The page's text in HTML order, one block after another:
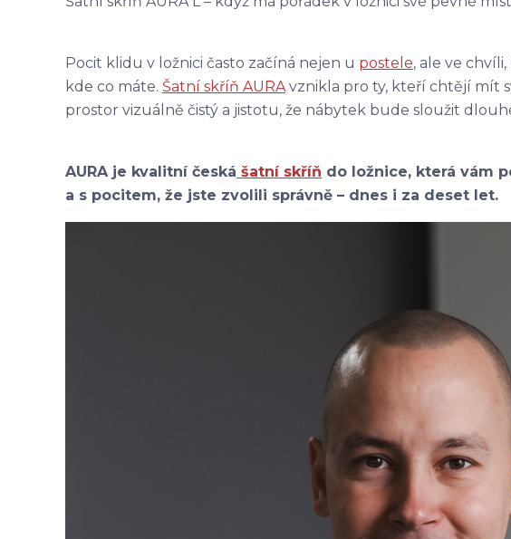
Pocit klidu v ložnici často začíná nejen u postele, ale ve
kde co máte. Šatní skříň AURAvznikla pro ty, kteří chtějí mít
prostor vizuálně čistý a jistotu, že nábytek bude sloužit
AURA je kvalitní česká šatní skříň do ložnice, která vám
a s pocitem, že jste zvolili správně – dnes i za deset let.